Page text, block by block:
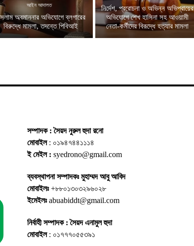
আইন আদালত
অবমাননার অভিযোগে ব্লগারের
বিরুদ্ধে মামলা, তদন্তে পিবিআই
নির্দেশ, প্ররোচনা ও অভিন্ন অভিপ্রায়ের
অভিযোগে শেখ হাসিনা সহ আওয়ামী
নেতা-কর্মীদের বিরূদ্ধে হত্যার মামলা
সম্পাদক : সৈয়দ নুরুল হুদা রনো
মোবাইল: ০১৯৪৭৪৪১১১৪
ই মেইল : syedrono@gmail.com
ব্যবস্থাপনা সম্পাদকঃ মুহাম্মদ আবু আবিদ
মোবাইলঃ+৮৮০১৩০৩২৯৬০২৮
ইমেইলঃabuabiddt@gmail.com
নির্বাহী সম্পাদক : সৈয়দ এনামুল হুদা
মোবাইল: ০১৭৭৭০৫৫৩৯১